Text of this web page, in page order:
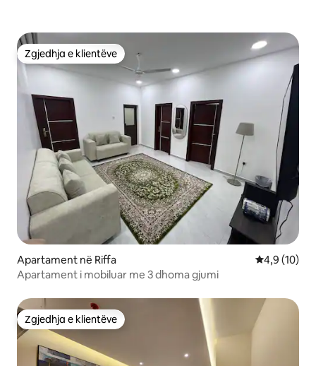
Zgjedhja e klientëve
Zgjedhja e klientëve
Apartament në Riffa Vlerësimi
4,9 (10)
Apartament i mobiluar me 3 dhoma gjumi
Zgjedhja e klientëve
Zgjedhja e klientëve